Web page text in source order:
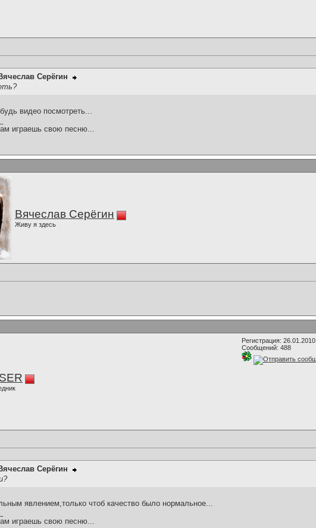
Серёгин
видео посмотреть...
играешь свою песню...
Вячеслав Серёгин
Живу я здесь
Регистрация: 26.01.2010
Сообщений: 488
Серёгин
явлением,только чтоб качество было нормальное...
играешь свою песню...